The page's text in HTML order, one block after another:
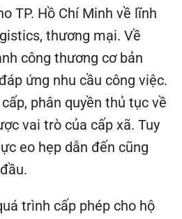
TP. Hồ Chí Minh về lĩnh
thương mại. Về
công thương cơ bản
ứng nhu cầu công việc.
phân quyền thủ tục về
vai trò của cấp xã. Tuy
eo hẹp dẫn đến cũng
trình cấp phép cho hộ